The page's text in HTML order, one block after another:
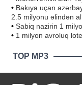
• Bakıya uçan
2.5 milyonu əlindən
• Sabiq nazirin 1
• 1 milyon avroluq
TOP MP3